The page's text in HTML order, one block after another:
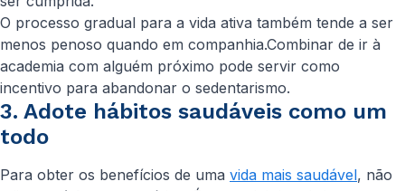
O processo gradual para a vida ativa também tende a ser
menos penoso quando em companhia.Combinar de ir à
academia com alguém próximo pode servir como
incentivo para abandonar o sedentarismo.
3. Adote hábitos saudáveis como um
todo
Para obter os benefícios de uma vida mais saudável, não